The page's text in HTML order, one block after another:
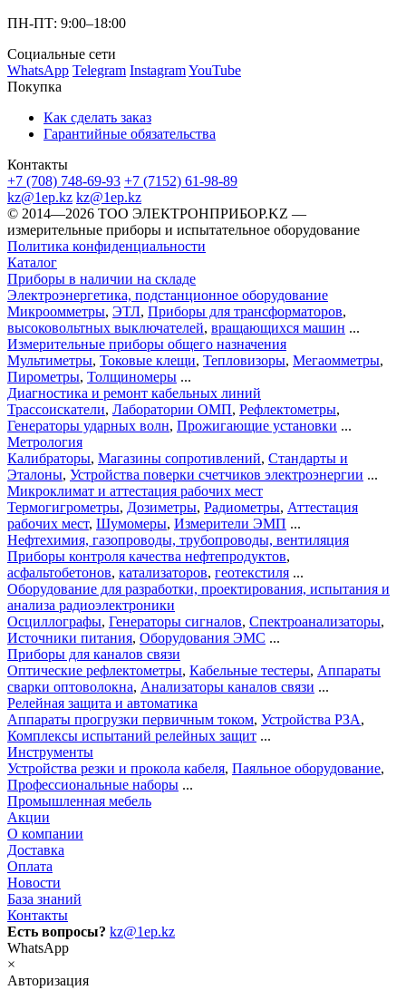
ПН-ПТ: 9:00–18:00
Социальные сети
WhatsApp Telegram InstagramYouTube
Покупка
Как сделать заказ
Гарантийные обязательства
Контакты
+7 (708) 748-69-93 +7 (7152) 61-98-89
kz@1ep.kz kz@1ep.kz
©️ 2014—2026 ТОО ЭЛЕКТРОНПРИБОР.KZ —
измерительные приборы и испытательное оборудование
Политика конфиденциальности
Каталог
Приборы в наличии на складе
Электроэнергетика, подстанционное оборудование
Микроомметры, ЭТЛ, Приборы для трансформаторов,
высоковольтных выключателей, вращающихся машин ...
Измерительные приборы общего назначения
Мультиметры, Токовые клещи, Тепловизоры, Мегаомметры,
Пирометры, Толщиномеры ...
Диагностика и ремонт кабельных линий
Трассоискатели, Лаборатории ОМП, Рефлектометры,
Генераторы ударных волн, Прожигающие установки ...
Метрология
Калибраторы, Магазины сопротивлений, Стандарты и
Эталоны, Устройства поверки счетчиков электроэнергии ...
Микроклимат и аттестация рабочих мест
Термогигрометры, Дозиметры, Радиометры, Аттестация
рабочих мест, Шумомеры, Измерители ЭМП ...
Нефтехимия, газопроводы, трубопроводы, вентиляция
Приборы контроля качества нефтепродуктов,
асфальтобетонов, катализаторов, геотекстиля ...
Оборудование для разработки, проектирования, испытания и
анализа радиоэлектроники
Осциллографы, Генераторы сигналов, Спектроанализаторы,
Источники питания, Оборудования ЭМС ...
Приборы для каналов связи
Оптические рефлектометры, Кабельные тестеры, Аппараты
сварки оптоволокна, Анализаторы каналов связи ...
Релейная защита и автоматика
Аппараты прогрузки первичным током, Устройства РЗА,
Комплексы испытаний релейных защит ...
Инструменты
Устройства резки и прокола кабеля, Паяльное оборудование,
Профессиональные наборы ...
Промышленная мебель
Акции
О компании
Доставка
Оплата
Новости
База знаний
Контакты
Есть вопросы? kz@1ep.kz
WhatsApp
×
Авторизация